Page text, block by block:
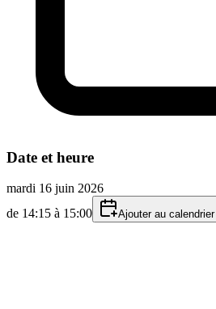
Date et heure
mardi 16 juin 2026
de 14:15 à 15:00
Ajouter au calendrier